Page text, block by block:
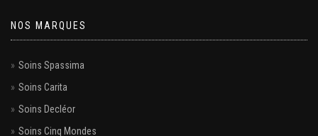
NOS MARQUES
Soins Spassima
Soins Carita
Soins Decléor
Soins Cinq Mondes